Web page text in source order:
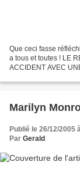
Que ceci fasse
a tous et toutes ! LE
ACCIDENT AVEC
Marilyn
Publié le 26/12/2005
Par Gerald